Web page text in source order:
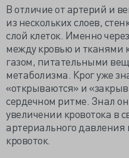
В отличие от артерий и
из нескольких слоев,
слой клеток. Именно
между кровью и тканями
газом, питательными
метаболизма. Крог уже
«открываются» и
сердечном ритме. Знал
увеличении кровотока в
артериального
кровоток.